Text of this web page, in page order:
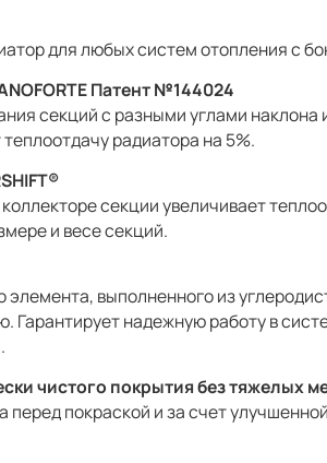
для любых систем отопления с
Патент №144024
секций с разными углами наклона
радиатора на 5%.
секции увеличивает
и весе секций.
выполненного из
Гарантирует надежную работу в
чистого покрытия без тяжелых
покраской и за счет